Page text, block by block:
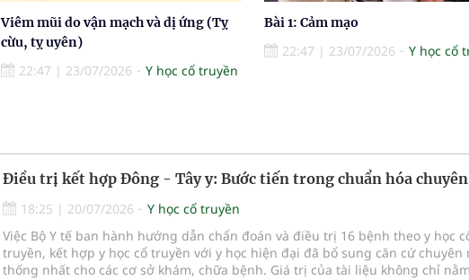
Viêm mũi do vận mạch và dị ứng (Tỵ
cừu, tỵ uyên)
22:47 | 23/07/2026 Y học cổ truyền
Bài 1: Cảm mạo
22:47 | 23/07/2026 Y học cổ
Điều trị kết hợp Đông - Tây y: Bước tiến trong chuẩn hóa
18:25 | 20/07/2026
Y học cổ truyền
Việc Bộ Y tế ban hành hướng dẫn chẩn đoán và điều trị 16 bệnh theo y học
truyền, kết hợp y học cổ truyền với y học hiện đại đã bổ sung căn cứ chuyên
thống nhất cho các cơ sở khám, chữa bệnh. Giá trị của tài liệu không chỉ